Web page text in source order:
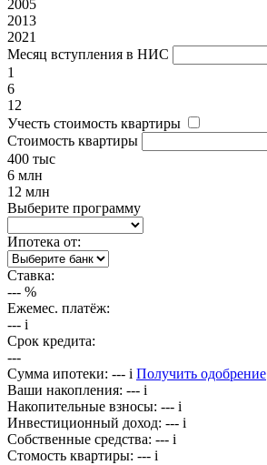
2005
2013
2021
Месяц вступления в НИС
1
6
12
Учесть стоимость квартиры
Стоимость квартиры
400 тыс
6 млн
12 млн
Выберите программу
Ипотека от:
Ставка:
--- %
Ежемес. платёж:
--- i
Срок кредита:
---
Сумма ипотеки: --- i Получить одобрение
Ваши накопления: --- i
Накопительные взносы: --- i
Инвестиционный доход: --- i
Собственные средства: --- i
Стомость квартиры: --- i